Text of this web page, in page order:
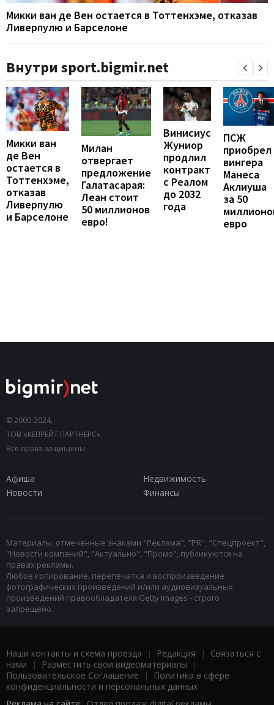
Микки ван де Вен остается в Тоттенхэме, отказав
Ливерпулю и Барселоне
Внутри sport.bigmir.net
Микки ван
де Вен
остается в
Тоттенхэме,
отказав
Ливерпулю
и Барселоне
Милан
отвергает
предложение
Галатасарая:
Леан стоит
50 миллионов
евро!
Винисиус
Жуниор
продлил
контракт
с Реалом
до 2032
года
ПСЖ
приобрел
вингера
Манеса
Аклиуша
за 50
евро
© 2000-2024,
ТОВ «КЕПРЕЙТ ПАРТНЕРС».
Все права защищены.
Афиша
Недвижимость
Новости
Финансы
Материалы, отмеченные знаками "Реклама", "PR", "Спецпроект",
"Новости компаний", "Актуально", "Промо", публикуются на
правах рекламы.
Любое копирование, перепечатка и воспроизведение
фотографических произведений и/или аудиовизуальных
произведений правообладателя Getty Images - строго
запрещено.
Наши контакты и схема проезда | Редакция | Связаться с
нами | Разместить свои видеоматериалы |
Пользовательское Соглашение |
Политика в сфере
конфиденциальности и персональных данных